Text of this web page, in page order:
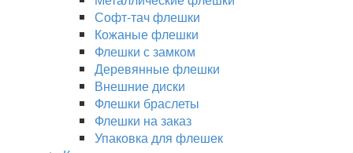
Софт-тач флешки
Кожаные флешки
Флешки с замком
Деревянные флешки
Внешние диски
Флешки браслеты
Флешки на заказ
Упаковка для флешек